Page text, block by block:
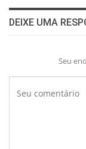
DEIXE UMA
Seu